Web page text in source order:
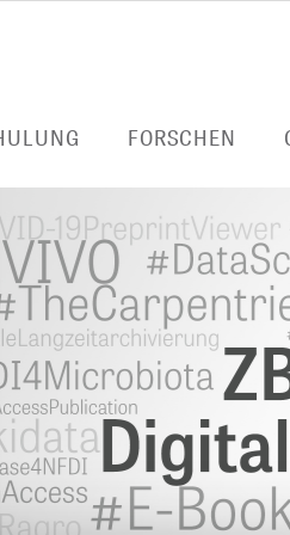
FORSCHEN
BEI ZB MED
Data Science and Services
BibLabs
Wissensmanagement
PROJEKTE
PROJEKTE
PUBLIZIEREN
BERATEN
Nationale
(NFDI)
TERMINOLOGIEN
DIGITALE